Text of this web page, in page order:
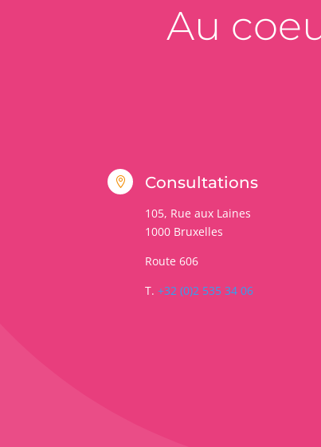
Au
 Consultations
105, Rue aux Laines
1000 Bruxelles
Route 606
T. +32 (0)2 535 34 06